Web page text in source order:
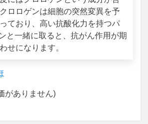
ロロゲンは細胞の突然変異を予
ており、高い抗酸化力を持つパ
と一緒に取ると、抗がん作用が期
せになります。
がありません)